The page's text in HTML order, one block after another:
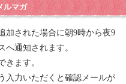
ルマガ
加された場合に朝9時から夜9
へ通知されます。
きます。
入力いただくと確認メールが